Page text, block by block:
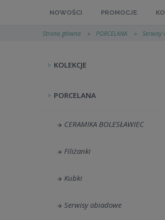
NOWOŚCI PROMOCJE
Strona główna » PORCELANA » Serwisy
KOLEKCJE
PORCELANA
CERAMIKA BOLESŁAWIEC
Filiżanki
Kubki
Serwisy obiadowe